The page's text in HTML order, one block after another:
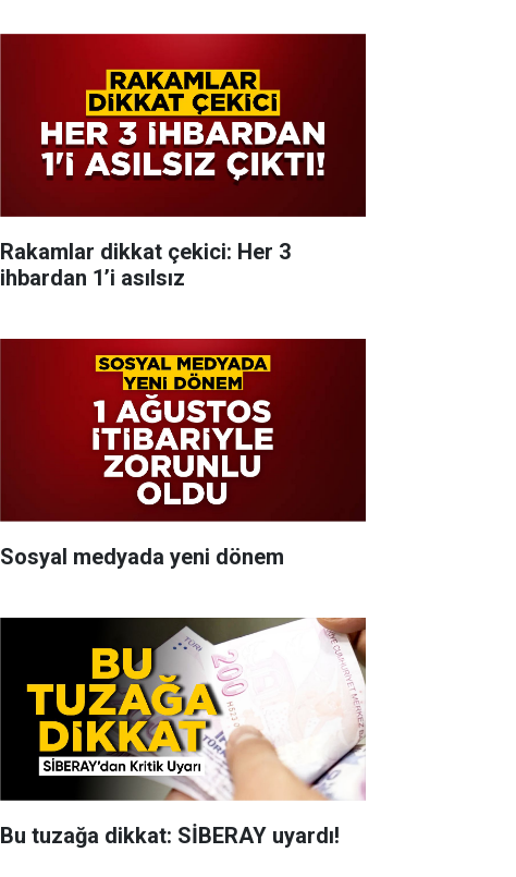
Rakamlar dikkat çekici: Her 3
ihbardan 1’i asılsız
Sosyal medyada yeni dönem
Bu tuzağa dikkat: SİBERAY uyardı!